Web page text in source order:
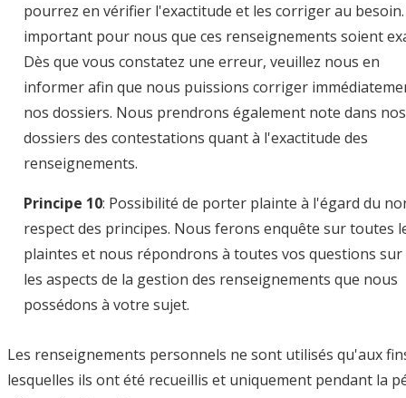
pourrez en vérifier l'exactitude et les corriger au
important pour nous que ces renseignements soient
Dès que vous constatez une erreur, veuillez nous en
informer afin que nous puissions corriger
nos dossiers. Nous prendrons également note dans nos
dossiers des contestations quant à l'exactitude des
renseignements.
Principe 10: Possibilité de porter plainte à l'égard du
respect des principes. Nous ferons enquête sur toutes
plaintes et nous répondrons à toutes vos questions
les aspects de la gestion des renseignements que nous
possédons à votre sujet.
Les renseignements personnels ne sont utilisés qu'aux
lesquelles ils ont été recueillis et uniquement pendant la